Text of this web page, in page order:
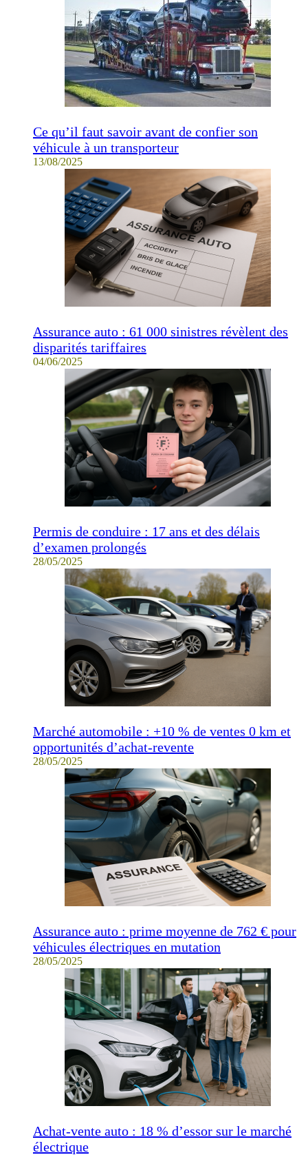
Ce qu’il faut savoir avant de confier son
véhicule à un transporteur
13/08/2025
Assurance auto : 61 000 sinistres révèlent des
disparités tariffaires
04/06/2025
Permis de conduire : 17 ans et des délais
d’examen prolongés
28/05/2025
Marché automobile : +10 % de ventes 0 km et
opportunités d’achat-revente
28/05/2025
Assurance auto : prime moyenne de 762 € pour
véhicules électriques en mutation
28/05/2025
Achat-vente auto : 18 % d’essor sur le marché
électrique